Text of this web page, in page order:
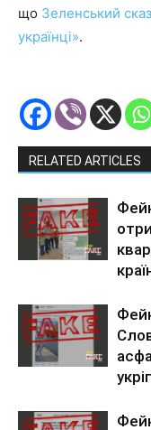
що Зеленський
українці».
RELATED ARTICLES